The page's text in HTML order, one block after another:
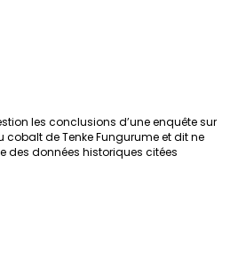
les conclusions d’une enquête sur
cobalt de Tenke Fungurume et dit ne
des données historiques citées